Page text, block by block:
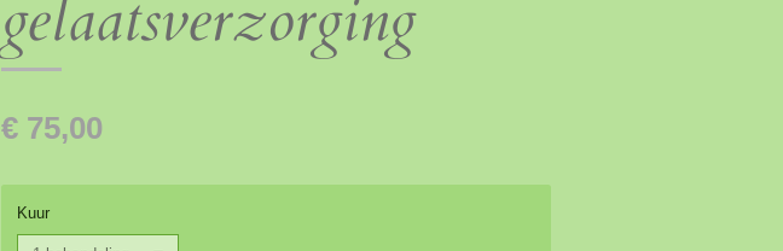
gelaatsverzorging
€ 75,00
Kuur